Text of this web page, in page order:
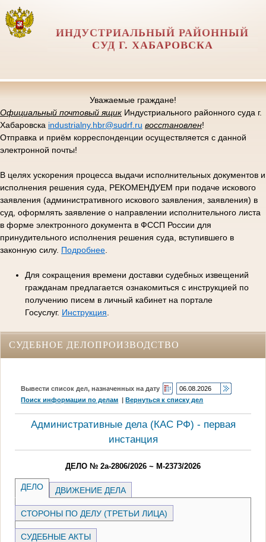
ИНДУСТРИАЛЬНЫЙ РАЙОННЫЙ
СУД Г. ХАБАРОВСКА
Уважаемые граждане!
Официальный почтовый ящик Индустриального районного суда г.
Хабаровска industrialny.hbr@sudrf.ru восстановлен!
Отправка и приём корреспонденции осуществляется с данной
электронной почты!
В целях ускорения процесса выдачи исполнительных документов и
исполнения решения суда, РЕКОМЕНДУЕМ при подаче искового
заявления (административного искового заявления, заявления) в
суд, оформлять заявление о направлении исполнительного листа
в форме электронного документа в ФССП России для
принудительного исполнения решения суда, вступившего в
законную силу. Подробнее
Для сокращения времени доставки судебных извещений
гражданам предлагается ознакомиться с инструкцией по
получению писем в личный кабинет на портале
Госуслуг. Инструкция
СУДЕБНОЕ ДЕЛОПРОИЗВОДСТВО
Вывести список дел, назначенных на дату
Поиск информации по делам |Вернуться к списку дел
Административные дела (КАC РФ) - первая
инстанция
ДЕЛО № 2а-2806/2026 ~ М-2373/2026
ДЕЛО ДВИЖЕНИЕ ДЕЛА
СТОРОНЫ ПО ДЕЛУ (ТРЕТЬИ ЛИЦА)
СУДЕБНЫЕ АКТЫ